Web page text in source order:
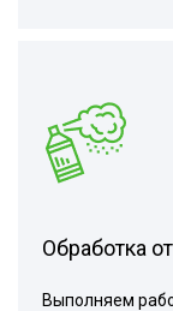
Обработка
Выполняем